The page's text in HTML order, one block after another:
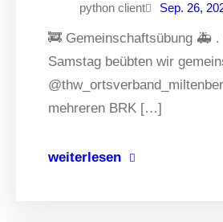
python client Sep. 26,
🚒 Gemeinschaftsübung 🚑 .
Samstag beübten wir
mehreren BRK […]
weiterlesen